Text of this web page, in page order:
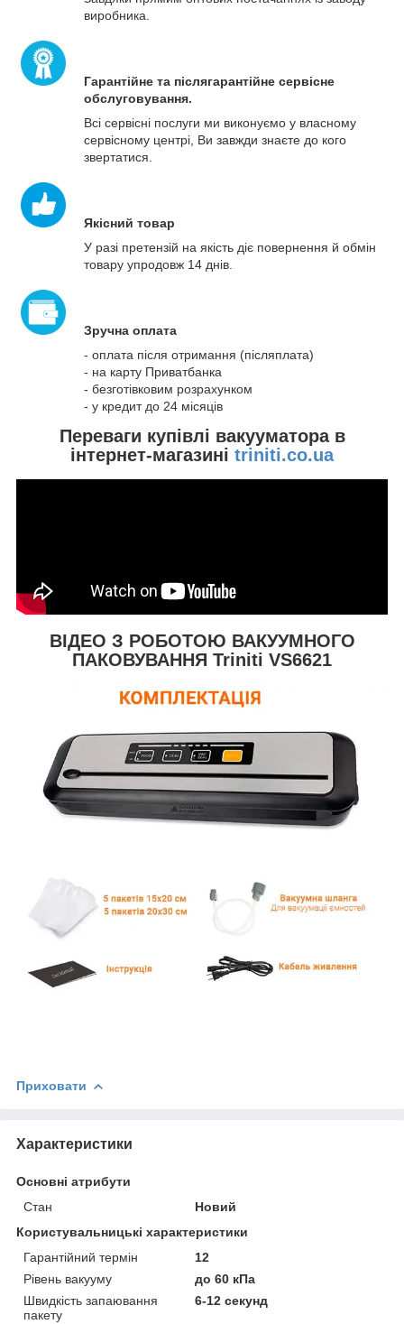
ВІДЕО З РОБОТОЮ ВАКУУМНОГО
ПАКОВУВАННЯ Triniti VS6621
Переваги купівлі вакууматора в
інтернет-магазині triniti.co.ua
виробника.
Гарантійне та післягарантійне сервісне
обслуговування.
Всі сервісні послуги ми виконуємо у власному
сервісному центрі, Ви завжди знаєте до кого
звертатися.
Якісний товар
У разі претензій на якість діє повернення й обмін
товару упродовж 14 днів.
Зручна оплата
- оплата після отримання (післяплата)
- на карту Приватбанка
- безготівковим розрахунком
- у кредит до 24 місяців
Приховати
Характеристики
Основні атрибути
Стан
Новий
Користувальницькі характеристики
Гарантійний термін
12
Рівень вакууму
до 60 кПа
Швидкість запаювання
пакету
6-12 секунд